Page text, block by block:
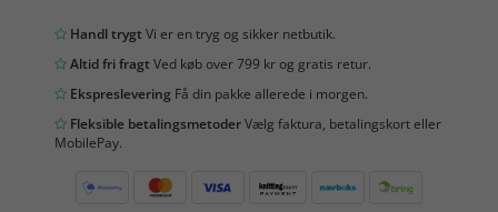
Handl trygtVi er en tryg og sikker netbutik.
Altid fri fragtVed køb over 799 kr og gratis retur.
Ekspreslevering Få din pakke allerede i morgen.
Fleksible betalingsmetoderVælg faktura, betalingskort eller
MobilePay.